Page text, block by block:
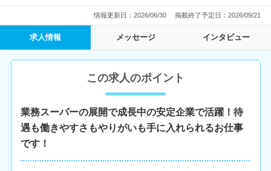
情報更新日：2026/06/30 掲載終了予定日：2026/09/21
求人情報 メッセージ インタビュー
この求人のポイント
業務スーパーの展開で成長中の安定企業で活躍！待
遇も働きやすさもやりがいも手に入れられるお仕事
です！